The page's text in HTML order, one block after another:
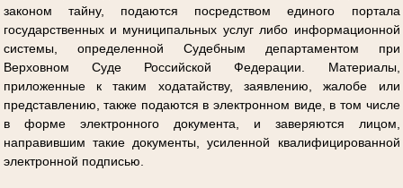
законом тайну, подаются посредством единого портала
государственных и муниципальных услуг либо информационной
системы, определенной Судебным департаментом при
Верховном Суде Российской Федерации. Материалы,
приложенные к таким ходатайству, заявлению, жалобе или
представлению, также подаются в электронном виде, в том числе
в форме электронного документа, и заверяются лицом,
направившим такие документы, усиленной квалифицированной
электронной подписью.